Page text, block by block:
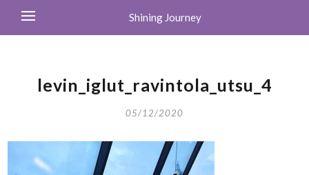
Shining Journey
levin_iglut_ravintola_utsu_4
05/12/2020